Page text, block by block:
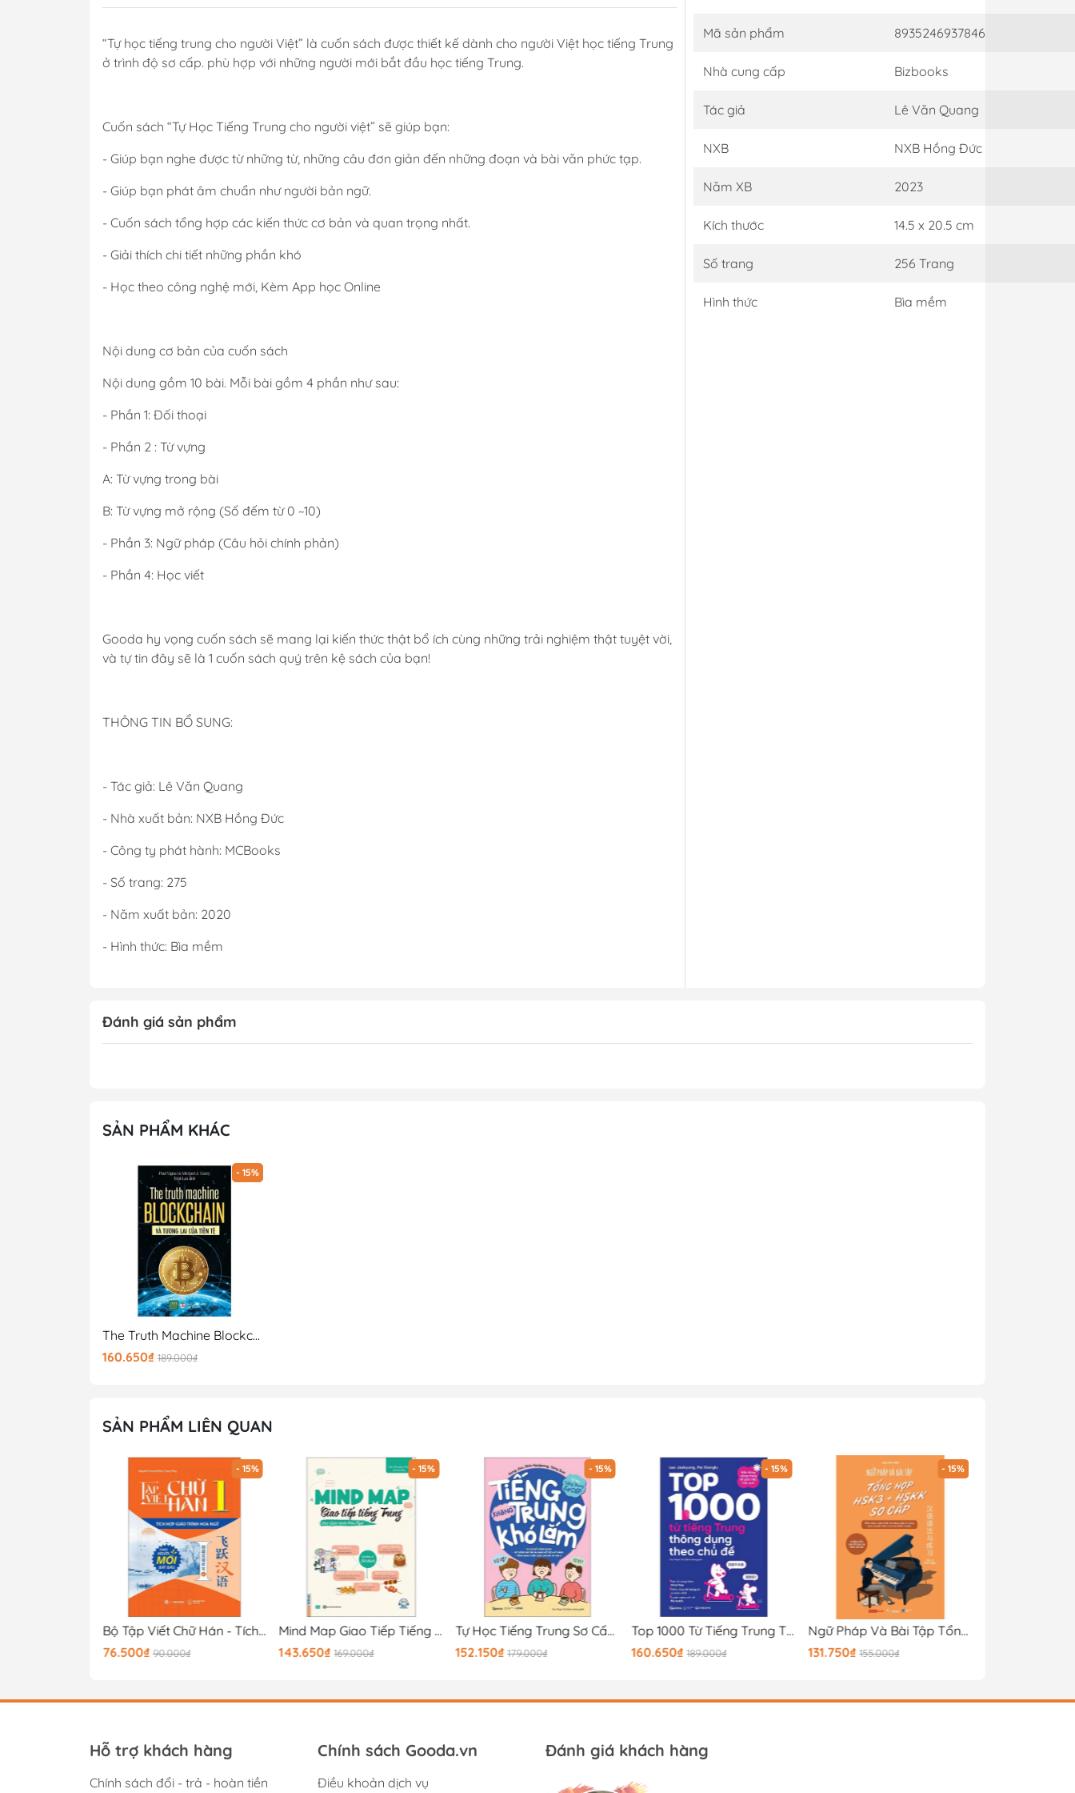
“Tự học tiếng trung cho người Việt” là cuốn sách được thiết kế dành cho người Việt học tiếng Trung
ở trình độ sơ cấp. phù hợp với những người mới bắt đầu học tiếng Trung.
Cuốn sách “Tự Học Tiếng Trung cho người việt” sẽ giúp bạn:
- Giúp bạn nghe được từ những từ, những câu đơn giản đến những đoạn và bài văn phức tạp.
- Giúp bạn phát âm chuẩn như người bản ngữ.
- Cuốn sách tổng hợp các kiến thức cơ bản và quan trọng nhất.
- Giải thích chi tiết những phần khó
- Học theo công nghệ mới, Kèm App học Online
Nội dung cơ bản của cuốn sách
Nội dung gồm 10 bài. Mỗi bài gồm 4 phần như sau:
- Phần 1: Đối thoại
- Phần 2 : Từ vựng
A: Từ vựng trong bài
B: Từ vựng mở rộng (Số đếm từ 0 ~10)
- Phần 3: Ngữ pháp (Câu hỏi chính phản)
- Phần 4: Học viết
Gooda hy vọng cuốn sách sẽ mang lại kiến thức thật bổ ích cùng những trải nghiệm thật tuyệt vời,
và tự tin đây sẽ là 1 cuốn sách quý trên kệ sách của bạn!
THÔNG TIN BỔ SUNG:
- Tác giả: Lê Văn Quang
- Nhà xuất bản: NXB Hồng Đức
- Công ty phát hành: MCBooks
- Số trang: 275
- Năm xuất bản: 2020
- Hình thức: Bìa mềm
Mã sản phẩm 8935246937846
Nhà cung cấp Bizbooks
Tác giả Lê Văn Quang
NXB NXB Hồng Đức
Năm XB 2023
Kích thước 14.5 x 20.5 cm
Số trang 256 Trang
Hình thức Bìa mềm
Đánh giá sản phẩm
SẢN PHẨM KHÁC
- 15%
The Truth Machine Blockchain Và Tương Lai Của Tiền Tệ
160.650₫ 189.000₫
SẢN PHẨM LIÊN QUAN
- 15%
Bộ Tập Viết Chữ Hán - Tích Hợp Giáo Trình Hoa Ngữ - Tập 1
76.500₫ 90.000₫
- 15%
Mind Map Giao Tiếp Tiếng Trung Theo Giáo Trình Hán Ngữ
143.650₫ 169.000₫
- 15%
Tự Học Tiếng Trung Sơ Cấp - Tiếng Trung Không Khó Lắm
152.150₫ 179.000₫
- 15%
Top 1000 Từ Tiếng Trung Thông Dụng Theo Chủ Đề
160.650₫ 189.000₫
- 15%
Ngữ Pháp Và Bài Tập Tổng Hợp HSK3 + HSKKk Sơ Cấp
131.750₫ 155.000₫
Hỗ trợ khách hàng
Chính sách đổi - trả - hoàn tiền
Chính sách Gooda.vn
Điều khoản dịch vụ
Đánh giá khách hàng